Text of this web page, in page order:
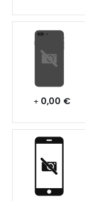
+ 0,00 €